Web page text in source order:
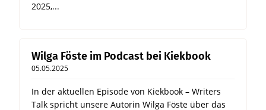
2025,...
Wilga Föste im Podcast bei Kiekbook
05.05.2025
In der aktuellen Episode von Kiekbook – Writers
Talk spricht unsere Autorin Wilga Föste über das